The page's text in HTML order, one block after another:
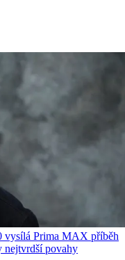
vysílá Prima MAX příběh
nejtvrdší povahy